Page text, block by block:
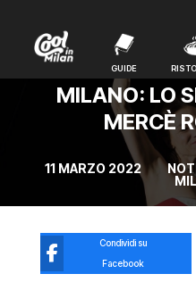
GUIDE
GUIDE
MILANO: LO
MERCÈ
11 MARZO 2022
Condividi su
Facebook